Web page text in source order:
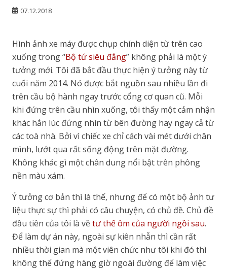
07.12.2018
Hình ảnh xe máy được chụp chính diện từ trên cao
xuống trong “Bộ tứ siêu đẳng” không phải là một ý
tưởng mới. Tôi đã bắt đầu thực hiện ý tưởng này từ
cuối năm 2014. Nó được bắt nguồn sau nhiều lần đi
trên cầu bộ hành ngay trước cổng cơ quan cũ. Mỗi
khi đứng trên cầu nhìn xuống, tôi thấy một cảm nhận
khác hẳn lúc đứng nhìn từ bên đường hay ngay cả từ
các toà nhà. Bởi vì chiếc xe chỉ cách vài mét dưới chân
mình, lướt qua rất sống động trên mặt đường.
Không khác gì một chân dung nổi bật trên phông
nền màu xám.
Ý tưởng cơ bản thì là thế, nhưng để có một bộ ảnh tư
liệu thực sự thì phải có câu chuyện, có chủ đề. Chủ đề
đầu tiên của tôi là vềtư thế ôm của người ngồi sau.
Để làm dự án này, ngoài sự kiên nhẫn thì cần rất
nhiều thời gian mà một viên chức như tôi khi đó thì
không thể đứng hàng giờ ngoài đường để làm việc